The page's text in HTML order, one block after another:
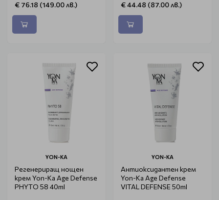
€ 76.18 (149.00 лв.)
€ 44.48 (87.00 лв.)
YON-KA
Регенериращ нощен
крем Yon-Ka Age Defense
PHYTO 58 40ml
YON-KA
Антиоксидантен крем
Yon-Ka Age Defense
VITAL DEFENSE 50ml